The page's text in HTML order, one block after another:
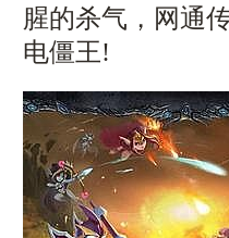
腥的杀气，网通
电僵王!